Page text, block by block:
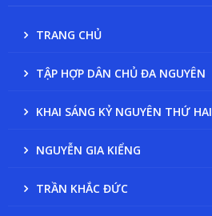
TRANG CHỦ
TẬP HỢP DÂN CHỦ ĐA NGUYÊN
KHAI SÁNG KỶ NGUYÊN THỨ HAI
NGUYỄN GIA KIỂNG
TRẦN KHẮC ĐỨC